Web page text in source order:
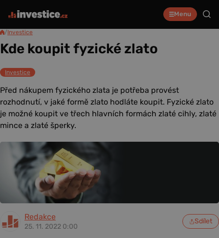
Menu
/Investice
Kde koupit fyzické zlato
Investice
Před nákupem fyzického zlata je potřeba provést
rozhodnutí, v jaké formě zlato hodláte koupit. Fyzické zlato
je možné koupit ve třech hlavních formách zlaté cihly, zlaté
mince a zlaté šperky.
Redakce
25. 11. 2022 0:00
Sdílet